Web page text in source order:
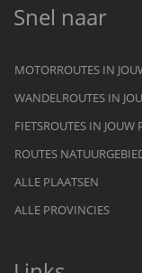
Snel naar
MOTORROUTES IN
WANDELROUTES IN
FIETSROUTES IN JOUW
ROUTES
ALLE PLAATSEN
ALLE PROVINCIES